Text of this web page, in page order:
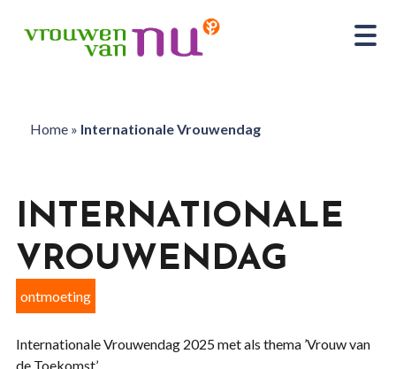
Home» Internationale Vrouwendag
INTERNATIONALE
VROUWENDAG
ontmoeting
Internationale Vrouwendag 2025 met als thema ’Vrouw van
de Toekomst’.